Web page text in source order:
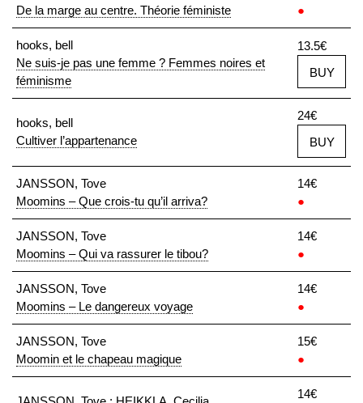
De la marge au centre. Théorie féministe
●
hooks, bell
Ne suis-je pas une femme ? Femmes noires et
féminisme
13.5€
BUY
hooks, bell
Cultiver l’appartenance
24€
BUY
JANSSON, Tove
Moomins – Que crois-tu qu’il arriva?
14€
●
JANSSON, Tove
Moomins – Qui va rassurer le tibou?
14€
●
JANSSON, Tove
Moomins – Le dangereux voyage
14€
●
JANSSON, Tove
Moomin et le chapeau magique
15€
●
14€